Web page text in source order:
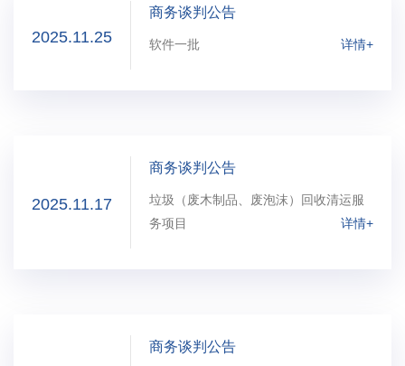
2025.11.25
商务谈判公告
软件一批 详情+
2025.11.17
商务谈判公告
垃圾（废木制品、废泡沫）回收清运服
务项目
详情+
商务谈判公告